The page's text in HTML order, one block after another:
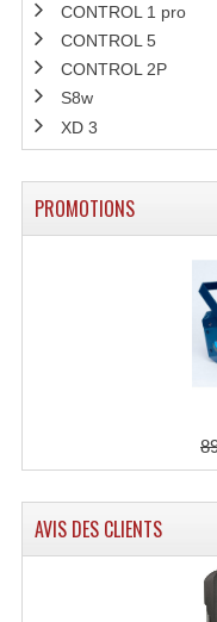
Flight
Flight-
Flight-
CONTROL 1 pro
CONTROL 5
CONTROL 2P
S8w
XD 3
PROMOTIONS
AVIS DES CLIENTS